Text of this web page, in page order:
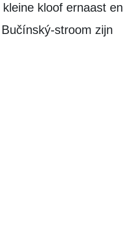
kloof ernaast en
stroom zijn